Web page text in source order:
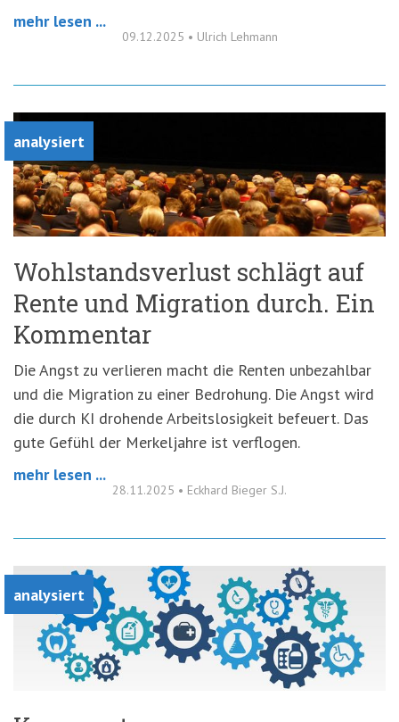
mehr lesen ...
09.12.2025 • Ulrich Lehmann
analysiert
Wohlstandsverlust schlägt auf
Rente und Migration durch. Ein
Kommentar
Die Angst zu verlieren macht die Renten unbezahlbar
und die Migration zu einer Bedrohung. Die Angst wird
die durch KI drohende Arbeitslosigkeit befeuert. Das
gute Gefühl der Merkeljahre ist verflogen.
mehr lesen ...
28.11.2025 • Eckhard Bieger S.J.
analysiert